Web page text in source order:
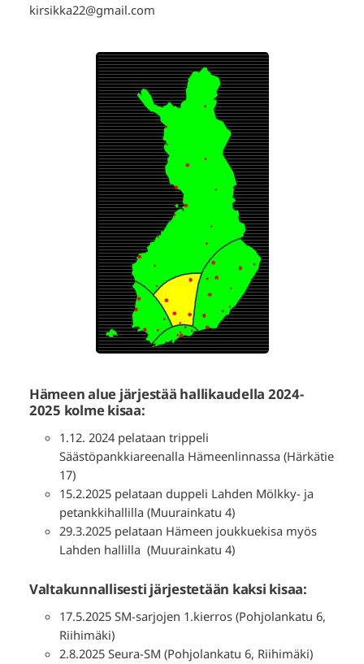
kirsikka22@gmail.com
Hämeen alue järjestää hallikaudella 2024-
2025 kolme kisaa:
1.12. 2024 pelataan trippeli
Säästöpankkiareenalla Hämeenlinnassa (Härkätie
17)
15.2.2025 pelataan duppeli Lahden Mölkky- ja
petankkihallilla (Muurainkatu 4)
29.3.2025 pelataan Hämeen joukkuekisa myös
Lahden hallilla (Muurainkatu 4)
Valtakunnallisesti järjestetään kaksi kisaa:
17.5.2025 SM-sarjojen 1.kierros (Pohjolankatu 6,
Riihimäki)
2.8.2025 Seura-SM (Pohjolankatu 6, Riihimäki)